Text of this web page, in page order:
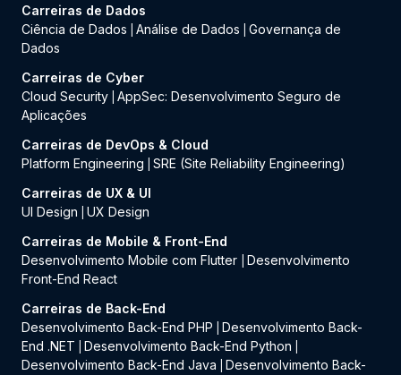
Carreiras de Dados
Ciência de Dados
Análise de Dados
Governança de
Dados
Carreiras de Cyber
Cloud Security AppSec: Desenvolvimento Seguro de
Aplicações
Carreiras de DevOps & Cloud
Platform Engineering
SRE (Site Reliability Engineering)
Carreiras de UX & UI
UI Design
UX Design
Carreiras de Mobile & Front-End
Desenvolvimento Mobile com Flutter
Desenvolvimento
Front-End React
Carreiras de Back-End
Desenvolvimento Back-End PHP
Desenvolvimento Back-
End .NET
Desenvolvimento Back-End Python
Desenvolvimento Back-End Java
Desenvolvimento Back-